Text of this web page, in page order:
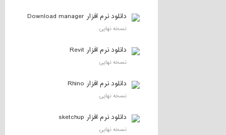
دانلود نرم افزار Download manager
نسخه نهایی
دانلود نرم افزار Revit
نسخه نهایی
دانلود نرم افزار Rhino
نسخه نهایی
دانلود نرم افزار sketchup
نسخه نهایی